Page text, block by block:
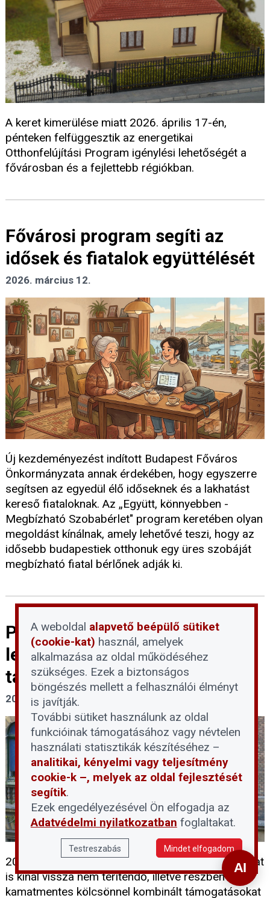
A keret kimerülése miatt 2026. április 17-én,
pénteken felfüggesztik az energetikai
Otthonfelújítási Program igénylési lehetőségét a
fővárosban és a fejlettebb régiókban.
Fővárosi program segíti az
idősek és fiatalok együttélését
2026. március 12.
Új kezdeményezést indított Budapest Főváros
Önkormányzata annak érdekében, hogy egyszerre
segítsen az egyedül élő időseknek és a lakhatást
kereső fiataloknak. Az „Együtt, könnyebben -
Megbízható Szobabérlet" program keretében olyan
megoldást kínálnak, amely lehetővé teszi, hogy az
idősebb budapestiek otthonuk egy üres szobáját
megbízható fiatal bérlőnek adják ki.
Pályázati körkép – 2026-os
lehetőségek budapesti
társasházaknak
2026. március 9.
2026-ban a fővárosi és több kerületi önkormányzat
is kínál vissza nem térítendő, illetve részben
kamatmentes kölcsönnel kombinált támogatásokat
A weboldal alapvető beépülő sütiket
(cookie-kat) használ, amelyek
alkalmazása az oldal működéséhez
szükséges. Ezek a biztonságos
böngészés mellett a felhasználói élményt
is javítják.
További sütiket használunk az oldal
funkcióinak támogatásához vagy névtelen
használati statisztikák készítéséhez –
analitikai, kényelmi vagy teljesítmény
cookie-k –, melyek az oldal fejlesztését
segítik.
Ezek engedélyezésével Ön elfogadja az
Adatvédelmi nyilatkozatban foglaltakat.
Testreszabás Mindet elfogadom